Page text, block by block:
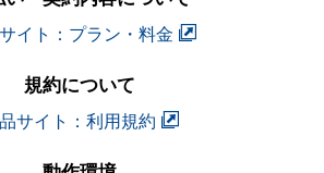
イト：プラン・料金
規約について
サイト：利用規約